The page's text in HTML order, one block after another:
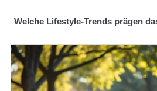
Welche Lifestyle-Trends prägen